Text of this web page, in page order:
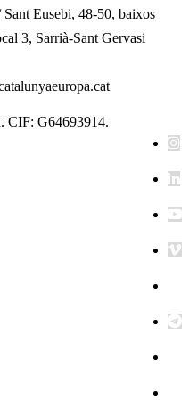
Sant Eusebi, 48-50, baixos
3, Sarrià-Sant Gervasi
CIF: G64693914.